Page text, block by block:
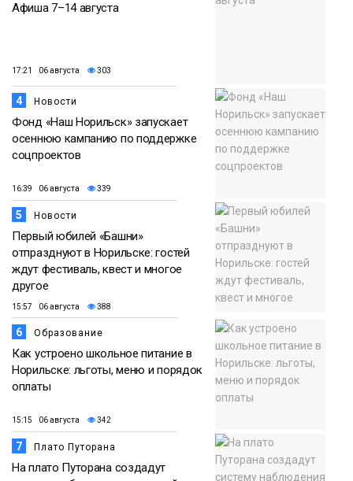
Афиша 7–14 августа
17:21 06 августа 303
4 Новости
Фонд «Наш Норильск» запускает
осеннюю кампанию по поддержке
соцпроектов
16:39 06 августа 339
5 Новости
Первый юбилей «Башни»
отпразднуют в Норильске: гостей
ждут фестиваль, квест и многое
другое
15:57 06 августа 388
6 Образование
Как устроено школьное питание в
Норильске: льготы, меню и порядок
оплаты
15:15 06 августа 342
7 Плато Путорана
На плато Путорана создадут